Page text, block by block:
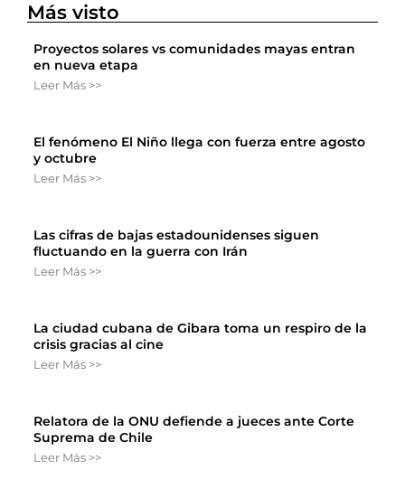
Más visto
Proyectos solares vs comunidades mayas entran
en nueva etapa
Leer Más >>
El fenómeno El Niño llega con fuerza entre agosto
y octubre
Leer Más >>
Las cifras de bajas estadounidenses siguen
fluctuando en la guerra con Irán
Leer Más >>
La ciudad cubana de Gibara toma un respiro de la
crisis gracias al cine
Leer Más >>
Relatora de la ONU defiende a jueces ante Corte
Suprema de Chile
Leer Más >>